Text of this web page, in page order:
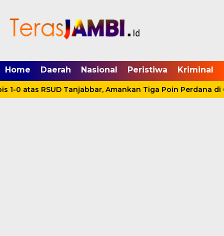
Home Daerah Nasional Peristiwa Kriminal
0 atas RSUD Tanjabbar, Amankan Tiga Poin Perdana di